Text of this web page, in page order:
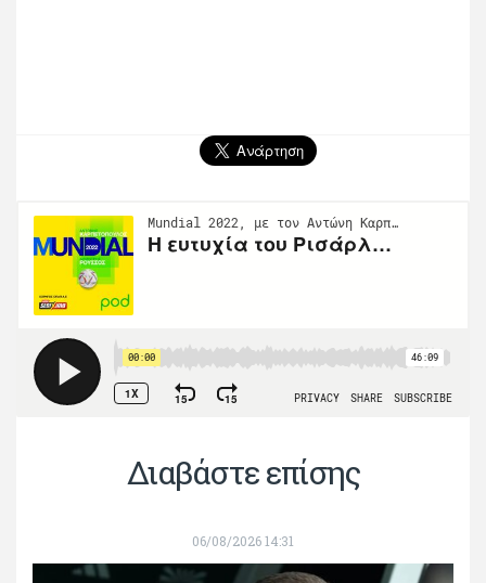
Διαβάστε επίσης
06/08/2026 14:31